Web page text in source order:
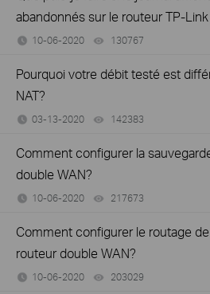
abandonnés sur le routeur TP-Link
10-06-2020 130767
Pourquoi votre débit testé est
NAT?
03-13-2020 142383
Comment configurer la
double WAN?
10-06-2020 217673
Comment configurer le routage
routeur double WAN?
10-06-2020 203029